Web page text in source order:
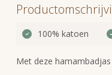
100% katoen
Met deze